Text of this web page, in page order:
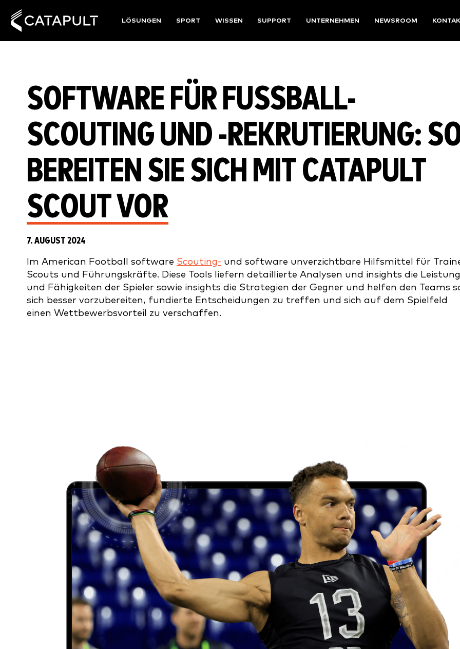
LÖSUNGEN SPORT WISSEN SUPPORT UNTERNEHMEN NEWSROOM
SOFTWARE FÜR FUSSBALL-S
COUTING UND -REKRUTIERUNG: SO
EREITEN SIE SICH MIT CATAPULT S
COUT VOR
7. AUGUST 2024
Im American Football software Scouting- und software unverzichtbare Hilfsmittel für
Scouts und Führungskräfte. Diese Tools liefern detaillierte Analysen und insights die
und Fähigkeiten der Spieler sowie insights die Strategien der Gegner und helfen den Teams
sich besser vorzubereiten, fundierte Entscheidungen zu treffen und sich auf dem Spielfeld
einen Wettbewerbsvorteil zu verschaffen.